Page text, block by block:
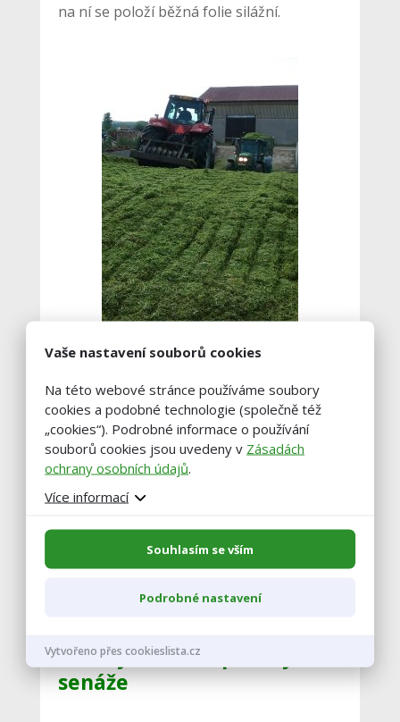
na ní se položí běžná folie silážní.
Především anaerobní prostředí
Ochrana proti mechanickému
poškození (vítr, ptáci, kroupy, déšť)
Zatížení siláže – zemina,
pneumatiky, panely, gumové pásy
Příčiny ztrát při výrobě
senáže
Vaše nastavení souborů cookies
Na této webové stránce používáme soubory
cookies a podobné technologie (společně též
„cookies“). Podrobné informace o používání
souborů cookies jsou uvedeny v Zásadách
ochrany osobních údajů.
Více informací
Souhlasím se vším
Podrobné nastavení
Vytvořeno přes cookieslista.cz